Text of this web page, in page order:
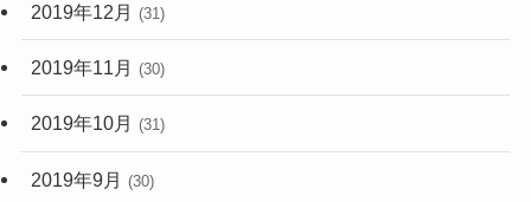
2019年12月 (31)
2019年11月 (30)
2019年10月 (31)
2019年9月 (30)